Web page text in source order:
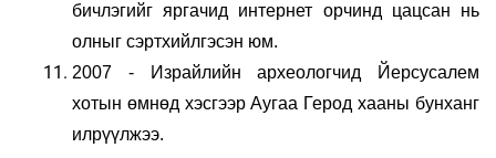
бичлэгийг яргачид интернет орчинд цацсан нь
олныг сэртхийлгэсэн юм.
2007 - Израйлийн археологчид Йерсусалем
хотын өмнөд хэсгээр Аугаа Герод хааны бунханг
илрүүлжээ.